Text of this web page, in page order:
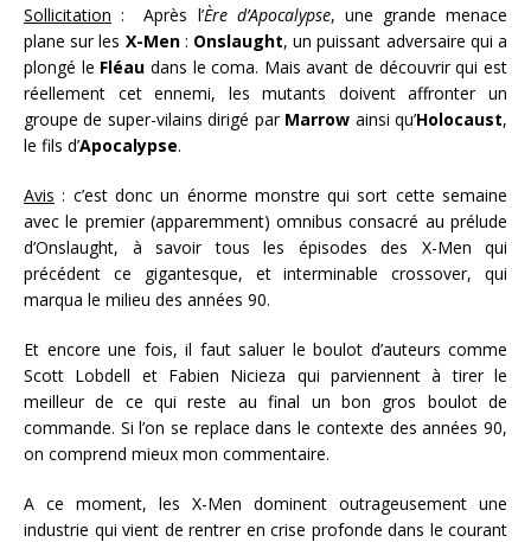
Sollicitation : Après l’Ère d’Apocalypse, une grande menace
plane sur les X-Men: Onslaught, un puissant adversaire qui a
plongé le Fléau dans le coma. Mais avant de découvrir qui est
réellement cet ennemi, les mutants doivent affronter un
groupe de super-vilains dirigé par Marrow ainsi qu’Holocaust,
le fils d’Apocalypse.
Avis : c’est donc un énorme monstre qui sort cette semaine
avec le premier (apparemment) omnibus consacré au prélude
d’Onslaught, à savoir tous les épisodes des X-Men qui
précédent ce gigantesque, et interminable crossover, qui
marqua le milieu des années 90.
Et encore une fois, il faut saluer le boulot d’auteurs comme
Scott Lobdell et Fabien Nicieza qui parviennent à tirer le
meilleur de ce qui reste au final un bon gros boulot de
commande. Si l’on se replace dans le contexte des années 90,
on comprend mieux mon commentaire.
A ce moment, les X-Men dominent outrageusement une
industrie qui vient de rentrer en crise profonde dans le courant